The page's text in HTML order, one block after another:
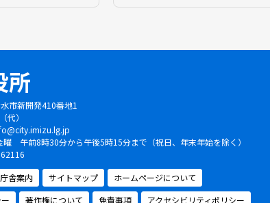
所
市新開発410番地1
代）
曜 午前8時30分から午後5時15分まで（祝日、年末年始を除く）
庁舎案内 サイトマップ
ホームページについて
著作権について 免責事項 アクセシビリティポリシー